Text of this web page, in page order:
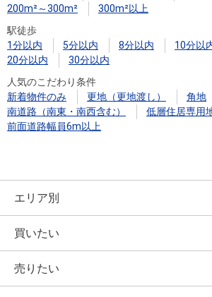
200m²～300m²
300m²以上
駅徒歩
1分以内
5分以内 8分以内 10分以
20分以内
30分以内
人気のこだわり条件
新着物件のみ
更地（更地渡し）
角地
南道路（南東・南西含む）
低層住居専用
前面道路幅員6m以上
エリア別
買いたい
売りたい